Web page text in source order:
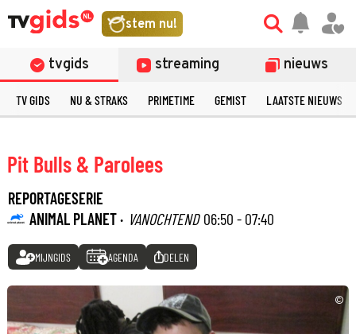
stem nu!
tvgids streaming nieuws
TV GIDS NU & STRAKS PRIMETIME GEMIST LAATSTE NIEUWS
Pit Bulls & Parolees
REPORTAGESERIE
ANIMAL PLANET · VANOCHTEND 06:50 - 07:40
MIJNGIDS AGENDA DELEN
©